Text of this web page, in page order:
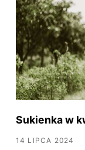
Sukienka w
14 LIPCA 2024